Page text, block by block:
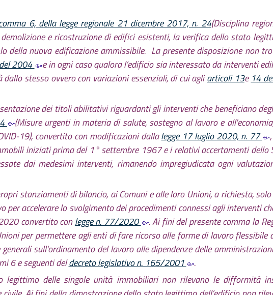
6, della legge regionale 21 dicembre 2017, n. 24(Disciplina
e ricostruzione di edifici esistenti, la verifica dello stato
della nuova edificazione ammissibile. La presente disposizione non
2004
e in ogni caso qualora l’edificio sia interessato da interventi
stesso ovvero con variazioni essenziali, di cui agliarticoli 13e 14
dei titoli abilitativi riguardanti gli interventi che beneficiano
(Misure urgenti in materia di salute, sostegno al lavoro e
19), convertito con modificazioni dallalegge 17 luglio 2020, n. 77
iniziati prima del 1° settembre 1967 e i relativi accertamenti dello
dai medesimi interventi, rimanendo impregiudicata ogni
stanziamenti di bilancio, ai Comuni e alle loro Unioni, a richiesta,
accelerare lo svolgimento dei procedimenti connessi agli interventi
convertito conlegge n. 77/2020
. Ai fini del presente comma la
per permettere agli enti di fare ricorso alle forme di lavoro flessibile
sull'ordinamento del lavoro alle dipendenze delle
6 e seguenti deldecreto legislativo n. 165/2001
.
delle singole unità immobiliari non rilevano le difformità